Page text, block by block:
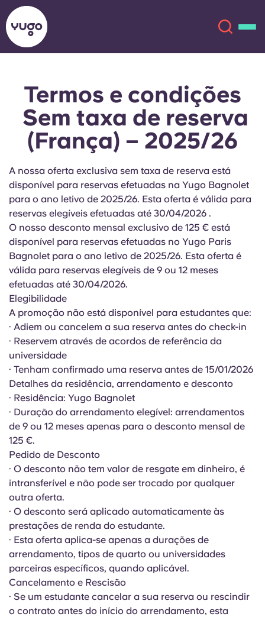
Sobre
Localizações
Conta Língua
English (GB)
Chinese
Español
Català
Italian
Portuguese
Selecione um país
Selecione uma cidade
Selecione uma residência
Iniciar sessão
Reservar agora
English (GB)
English (US)
Chinese
Català Deutsch
Portuguese
Termos e condições
Sem taxa de reserva
(França) – 2025/26
A nossa oferta exclusiva sem taxa de reserva está
disponível para reservas efetuadas na Yugo Bagnolet
para o ano letivo de 2025/26. Esta oferta é válida para
reservas elegíveis efetuadas até 30/04/2026 .
O nosso desconto mensal exclusivo de 125 € está
disponível para reservas efetuadas no Yugo Paris
Bagnolet para o ano letivo de 2025/26. Esta oferta é
válida para reservas elegíveis de 9 ou 12 meses
efetuadas até 30/04/2026.
Elegibilidade
A promoção não está disponível para estudantes que:
· Adiem ou cancelem a sua reserva antes do check-in
· Reservem através de acordos de referência da
universidade
· Tenham confirmado uma reserva antes de 15/01/2026
Detalhes da residência, arrendamento e desconto
· Residência: Yugo Bagnolet
· Duração do arrendamento elegível: arrendamentos
de 9 ou 12 meses apenas para o desconto mensal de
125 €.
Pedido de Desconto
· O desconto não tem valor de resgate em dinheiro, é
intransferível e não pode ser trocado por qualquer
outra oferta.
· O desconto será aplicado automaticamente às
prestações de renda do estudante.
· Esta oferta aplica-se apenas a durações de
arrendamento, tipos de quarto ou universidades
parceiras específicos, quando aplicável.
Cancelamento e Rescisão
· Se um estudante cancelar a sua reserva ou rescindir
o contrato antes do início do arrendamento, esta